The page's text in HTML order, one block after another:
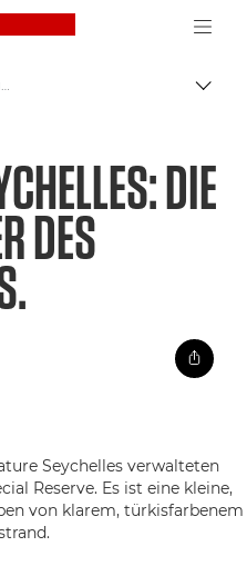
Canon Logo, back
Auf
Nature Seychelles: Die Beschützer des Paradieses.
DIE
DES